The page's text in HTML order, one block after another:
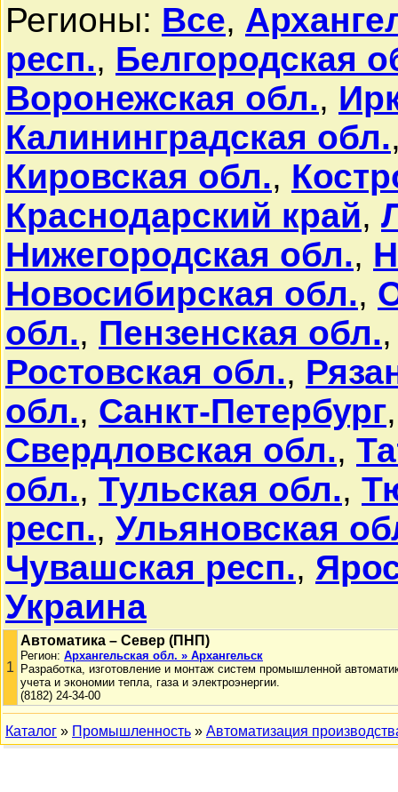
Регионы: Все,
респ., Белгородская
Воронежская обл.,
Калининградская обл.
Кировская обл.,
Краснодарский край,
Нижегородская обл.,
Новосибирская обл.,
обл., Пензенская обл.
Ростовская обл.,
обл., Санкт-Петербург
Свердловская обл.,
обл., Тульская обл.,
респ., Ульяновская
Чувашская респ.,
Украина
1
Автоматика – Север (ПНП)
Регион: Архангельская обл. » Архангельск
Разработка, изготовление и монтаж систем промышленной
учета и экономии тепла, газа и электроэнергии.
(8182) 24-34-00
Каталог » Промышленность » Автоматизация